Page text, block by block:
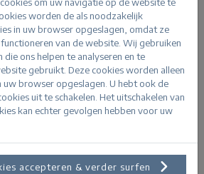
worden de als noodzakelijk
in uw browser opgeslagen, omdat ze
van de website. Wij gebruiken
ons helpen te analyseren en te
gebruikt. Deze cookies worden alleen
uw browser opgeslagen. U hebt ook de
uit te schakelen. Het uitschakelen van
kan echter gevolgen hebben voor uw
accepteren & verder surfen